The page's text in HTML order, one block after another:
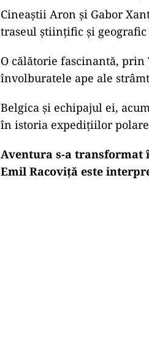
Cineaștii Aron și Gabor
traseul științific și
O călătorie fascinantă,
învolburatele ape ale
Belgica și echipajul ei,
în istoria expedițiilor
Aventura s-a transformat
Emil Racoviță este